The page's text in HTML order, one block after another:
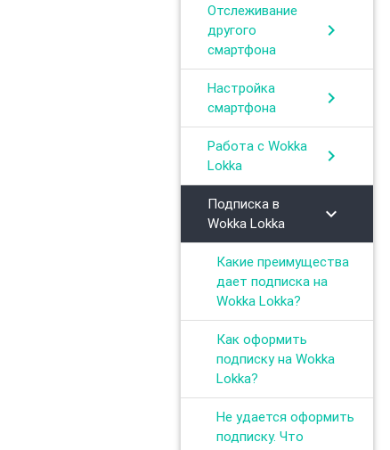
Отслеживание
другого
смартфона
chevron_right
Настройка
смартфона
chevron_right
Работа с Wokka
Lokka
chevron_right
Подписка в
Wokka Lokka
chevron_right
Какие преимущества
дает подписка на
Wokka Lokka?
Как оформить
подписку на Wokka
Lokka?
Не удается оформить
подписку. Что